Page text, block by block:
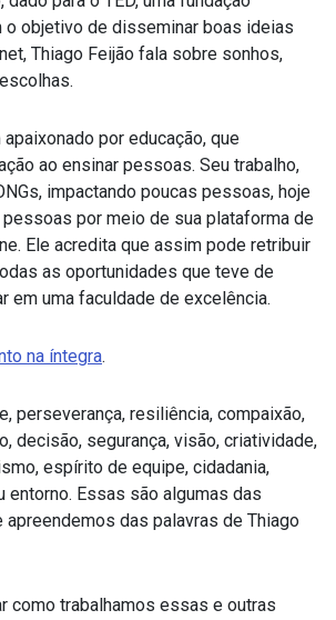
o objetivo de disseminar boas ideias
Thiago Feijão fala sobre sonhos,
por educação, que
ao ensinar pessoas. Seu trabalho,
impactando poucas pessoas, hoje
por meio de sua plataforma de
Ele acredita que assim pode retribuir
as oportunidades que teve de
em uma faculdade de excelência.
na íntegra.
perseverança, resiliência, compaixão,
decisão, segurança, visão, criatividade,
espírito de equipe, cidadania,
entorno. Essas são algumas das
das palavras de Thiago
como trabalhamos essas e outras